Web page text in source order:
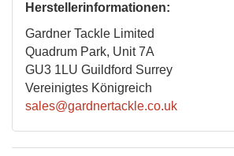
Herstellerinformationen:
Gardner Tackle Limited
Quadrum Park, Unit 7A
GU3 1LU Guildford Surrey
Vereinigtes Königreich
sales@gardnertackle.co.uk